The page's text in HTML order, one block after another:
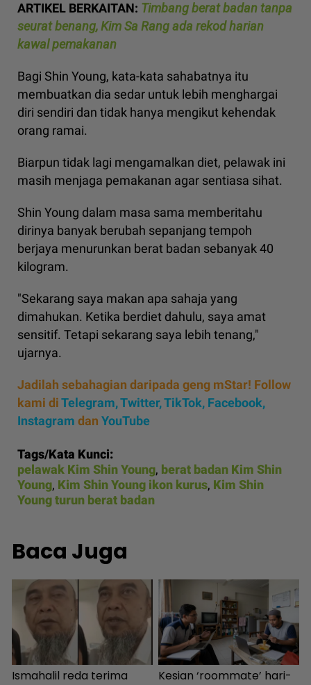
ARTIKEL BERKAITAN: Timbang berat badan tanpa
seurat benang, Kim Sa Rang ada rekod harian
kawal pemakanan
Bagi Shin Young, kata-kata sahabatnya itu
membuatkan dia sedar untuk lebih menghargai
diri sendiri dan tidak hanya mengikut kehendak
orang ramai.
Biarpun tidak lagi mengamalkan diet, pelawak ini
masih menjaga pemakanan agar sentiasa sihat.
Shin Young dalam masa sama memberitahu
dirinya banyak berubah sepanjang tempoh
berjaya menurunkan berat badan sebanyak 40
kilogram.
"Sekarang saya makan apa sahaja yang
dimahukan. Ketika berdiet dahulu, saya amat
sensitif. Tetapi sekarang saya lebih tenang,"
ujarnya.
Jadilah sebahagian daripada geng mStar! Follow
kami diTelegram,Twitter,TikTok, Facebook,
Instagram dan YouTube
Tags/Kata Kunci:
pelawak Kim Shin Young, berat badan Kim Shin
Young, Kim Shin Young ikon kurus, Kim Shin
Young turun berat badan
Baca Juga
Ismahalil reda terima
Kesian ‘roommate’ hari-